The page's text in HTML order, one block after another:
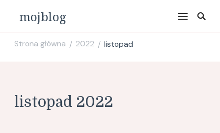
mojblog
Strona główna / 2022 / listopad
listopad 2022